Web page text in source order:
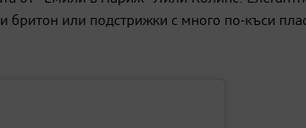
бритон или подстрижки с много по-къси